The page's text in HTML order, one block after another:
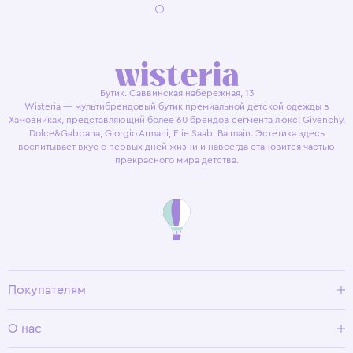
Бутик. Саввинская набережная, 13
Wisteria — мультибрендовый бутик премиальной детской одежды в
Хамовниках, представляющий более 60 брендов сегмента люкс: Givenchy,
Dolce&Gabbana, Giorgio Armani, Elie Saab, Balmain. Эстетика здесь
воспитывает вкус с первых дней жизни и навсегда становится частью
прекрасного мира детства.
Покупателям
Условия возврата
О нас